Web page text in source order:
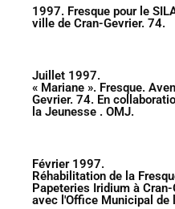
1997. Fresque pour le
ville de Cran-Gevrier. 74.
Juillet 1997.
« Mariane ». Fresque.
Gevrier. 74. En
la Jeunesse . OMJ.
Février 1997.
Réhabilitation de la
Papeteries Iridium à
avec l'Office Municipal de